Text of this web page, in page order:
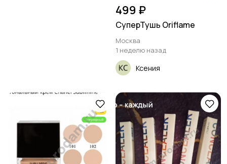
499 ₽
СуперТушь Oriflame
Москва
1 неделю назад
Ксения